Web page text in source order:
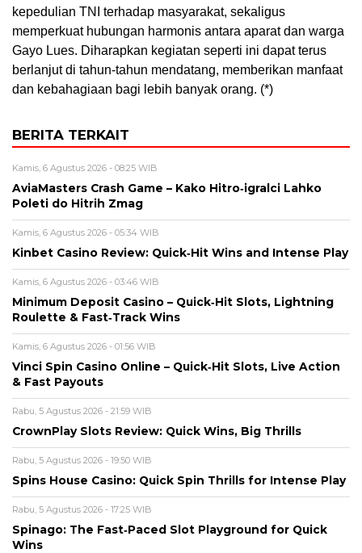
kepedulian TNI terhadap masyarakat, sekaligus
memperkuat hubungan harmonis antara aparat dan warga
Gayo Lues. Diharapkan kegiatan seperti ini dapat terus
berlanjut di tahun-tahun mendatang, memberikan manfaat
dan kebahagiaan bagi lebih banyak orang. (*)
BERITA TERKAIT
Kamis, 6 Agustus 2026 - 08:25 WIB
AviaMasters Crash Game – Kako Hitro‑igralci Lahko
Poleti do Hitrih Zmag
Kamis, 6 Agustus 2026 - 05:34 WIB
Kinbet Casino Review: Quick‑Hit Wins and Intense Play
Kamis, 6 Agustus 2026 - 03:46 WIB
Minimum Deposit Casino – Quick‑Hit Slots, Lightning
Roulette & Fast‑Track Wins
Kamis, 6 Agustus 2026 - 01:56 WIB
Vinci Spin Casino Online – Quick‑Hit Slots, Live Action
& Fast Payouts
Rabu, 5 Agustus 2026 - 21:59 WIB
CrownPlay Slots Review: Quick Wins, Big Thrills
Rabu, 5 Agustus 2026 - 19:50 WIB
Spins House Casino: Quick Spin Thrills for Intense Play
Rabu, 5 Agustus 2026 - 17:25 WIB
Spinago: The Fast‑Paced Slot Playground for Quick
Wins